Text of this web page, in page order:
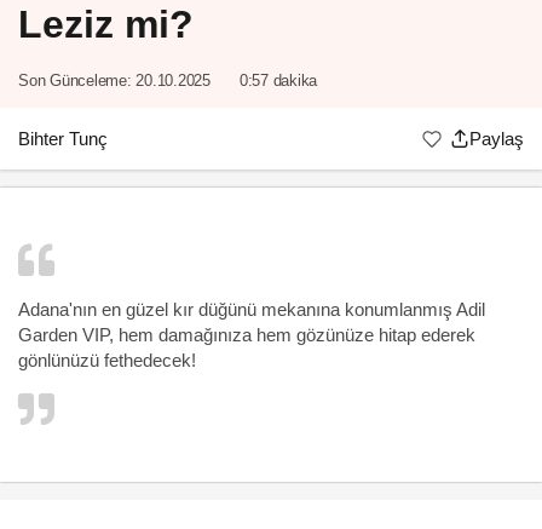
Leziz mi?
Son Günceleme: 20.10.2025 0:57 dakika
Bihter Tunç Paylaş
Adana'nın en güzel kır düğünü mekanına konumlanmış Adil
Garden VIP, hem damağınıza hem gözünüze hitap ederek
gönlünüzü fethedecek!